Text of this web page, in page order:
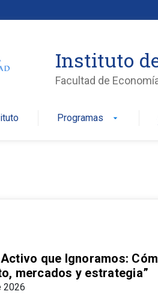
Instituto
Facultad de
Programas arrow_drop_down
Activo que Ignoramos:
mercados y estrategia”
2026